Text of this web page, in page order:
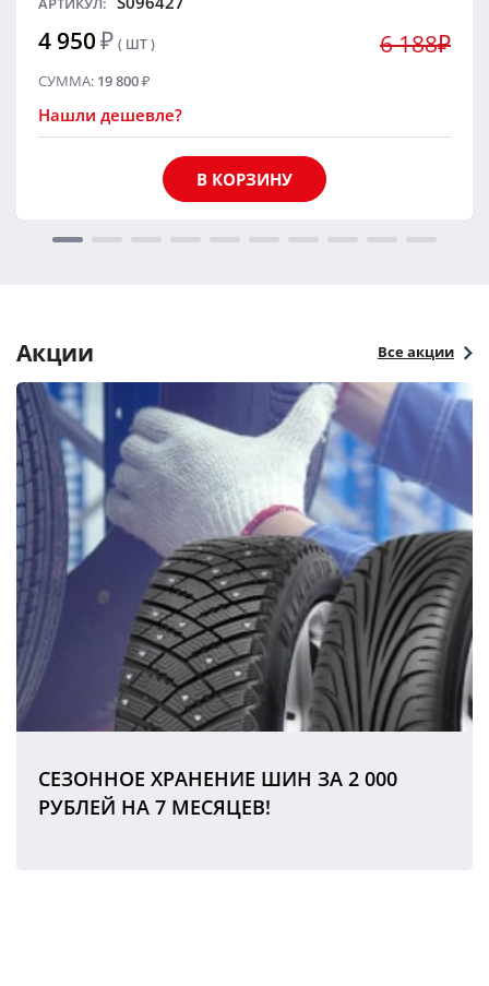
4 950₽ ( ШТ ) 6 188₽
СУММА: 19 800₽
Нашли дешевле?
В КОРЗИНУ
Акции Все акции
СЕЗОННОЕ ХРАНЕНИЕ ШИН ЗА 2 000
РУБЛЕЙ НА 7 МЕСЯЦЕВ!